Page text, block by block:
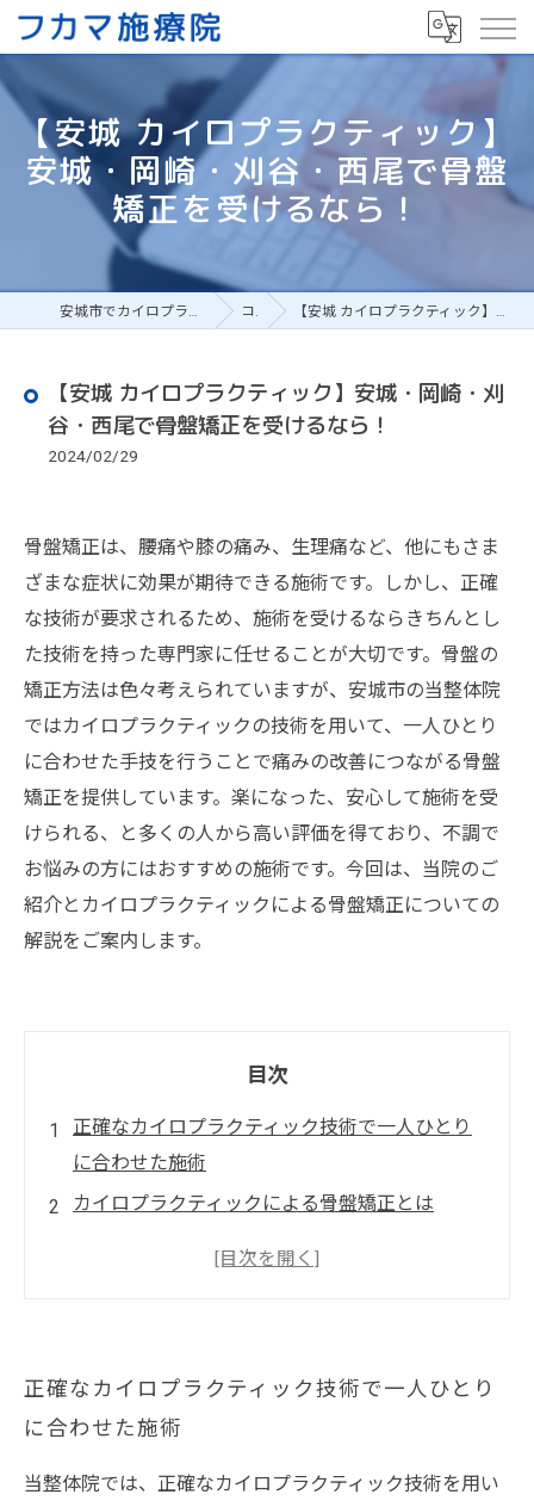
【安城 カイロプラクティック】
安城・岡崎・刈谷・西尾で骨盤
矯正を受けるなら！
安城市でカイロプラクティックの整体ならフカマ施療院 コラム 【安城 カイロプラクティック】安城・岡崎・刈谷・西尾で骨盤矯正を受けるなら！
【安城 カイロプラクティック】安城・岡崎・刈
谷・西尾で骨盤矯正を受けるなら！
2024/02/29
骨盤矯正は、腰痛や膝の痛み、生理痛など、他にもさま
ざまな症状に効果が期待できる施術です。しかし、正確
な技術が要求されるため、施術を受けるならきちんとし
た技術を持った専門家に任せることが大切です。骨盤の
矯正方法は色々考えられていますが、安城市の当整体院
ではカイロプラクティックの技術を用いて、一人ひとり
に合わせた手技を行うことで痛みの改善につながる骨盤
矯正を提供しています。楽になった、安心して施術を受
けられる、と多くの人から高い評価を得ており、不調で
お悩みの方にはおすすめの施術です。今回は、当院のご
紹介とカイロプラクティックによる骨盤矯正についての
解説をご案内します。
目次
正確なカイロプラクティック技術で一人ひとり
に合わせた施術
カイロプラクティックによる骨盤矯正とは
骨盤矯正の様々な効果
正確なカイロプラクティック技術で一人ひとり
に合わせた施術
当整体院では、正確なカイロプラクティック技術を用い